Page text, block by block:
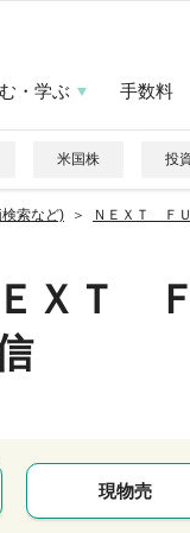
・学ぶ 手数料
米国株 投
索など) ＮＥＸＴ Ｆ
ＥＸＴ
現物売